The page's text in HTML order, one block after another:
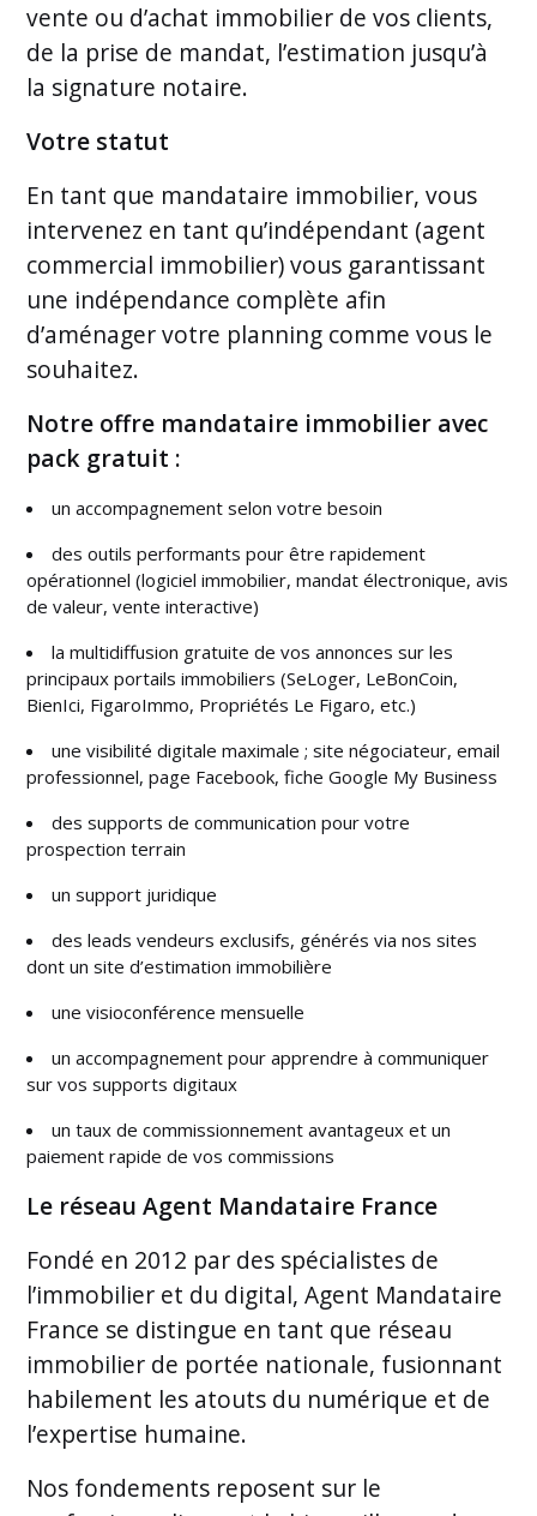
vente ou d’achat immobilier de vos clients,
de la prise de mandat, l’estimation jusqu’à
la signature notaire.
Votre statut
En tant que mandataire immobilier, vous
intervenez en tant qu’indépendant (agent
commercial immobilier) vous garantissant
une indépendance complète afin
d’aménager votre planning comme vous le
souhaitez.
Notre offre mandataire immobilier avec
pack gratuit :
un accompagnement selon votre besoin
des outils performants pour être rapidement
opérationnel (logiciel immobilier, mandat électronique, avis
de valeur, vente interactive)
la multidiffusion gratuite de vos annonces sur les
principaux portails immobiliers (SeLoger, LeBonCoin,
BienIci, FigaroImmo, Propriétés Le Figaro, etc.)
une visibilité digitale maximale ; site négociateur, email
professionnel, page Facebook, fiche Google My Business
des supports de communication pour votre
prospection terrain
un support juridique
des leads vendeurs exclusifs, générés via nos sites
dont un site d’estimation immobilière
une visioconférence mensuelle
un accompagnement pour apprendre à communiquer
sur vos supports digitaux
un taux de commissionnement avantageux et un
paiement rapide de vos commissions
Le réseau Agent Mandataire France
Fondé en 2012 par des spécialistes de
l’immobilier et du digital, Agent Mandataire
France se distingue en tant que réseau
immobilier de portée nationale, fusionnant
habilement les atouts du numérique et de
l’expertise humaine.
Nos fondements reposent sur le